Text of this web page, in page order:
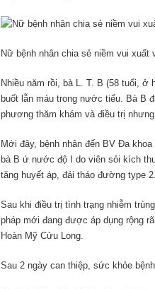
Nữ bệnh nhân chia sẻ niềm vui
Nhiều năm rồi, bà L. T. B (58 tuổi, ở
buốt lẫn máu trong nước tiểu. Bà B
phương thăm khám và điều trị
Mới đây, bệnh nhân đến BV Đa
bà B ứ nước độ I do viên sỏi kích
tăng huyết áp, đái tháo đường type 2.
Sau khi điều trị tình trạng nhiễm
pháp mới đang được áp dụng rộng
Hoàn Mỹ Cửu Long.
Sau 2 ngày can thiệp, sức khỏe